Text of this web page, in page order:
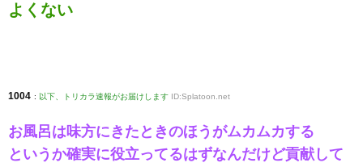
よくない
1004 : 以下、トリカラ速報がお届けします ID:Splatoon.net
お風呂は味方にきたときのほうがムカムカする
というか確実に役立ってるはずなんだけど貢献して